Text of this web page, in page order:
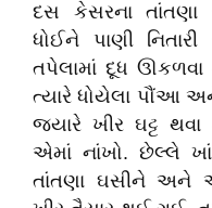
દસ કેસરના
ધોઈને પાણી નિતારી
તપેલામાં દૂધ
ત્યારે ધોયેલા પૌંઆ અને
જ્યારે ખીર ઘટ્ટ
એમાં નાંખો. છેલ્લે
તાંતણા ઘસીને અને